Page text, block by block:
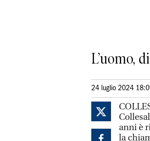
L’uomo,
24 luglio 2024
anni è
la